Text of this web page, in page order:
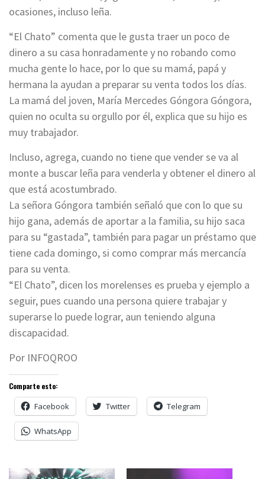
ocasiones, incluso leña.
“El Chato” comenta que le gusta traer un poco de
dinero a su casa honradamente y no robando como
mucha gente lo hace, por lo que su mamá, papá y
hermana la ayudan a preparar su venta todos los días.
La mamá del joven, María Mercedes Góngora Góngora,
quien no oculta su orgullo por él, explica que su hijo es
muy trabajador.
Incluso, agrega, cuando no tiene que vender se va al
monte a buscar leña para venderla y obtener el dinero al
que está acostumbrado.
La señora Góngora también señaló que con lo que su
hijo gana, además de aportar a la familia, su hijo saca
para su “gastada”, también para pagar un préstamo que
tiene cada domingo, si como comprar más mercancía
para su venta.
“El Chato”, dicen los morelenses es prueba y ejemplo a
seguir, pues cuando una persona quiere trabajar y
superarse lo puede lograr, aun teniendo alguna
discapacidad.
Por INFOQROO
Comparte esto:
Facebook Twitter Telegram
WhatsApp